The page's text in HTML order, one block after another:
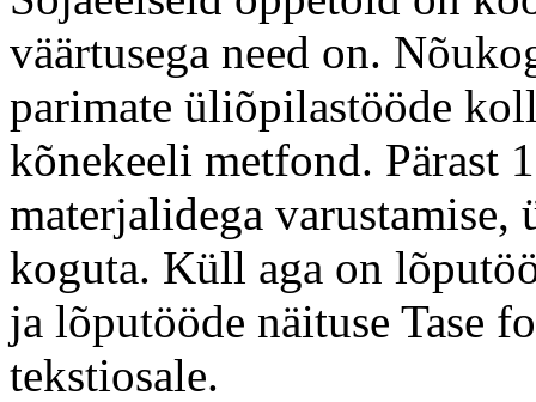
väärtusega need on.
parimate üliõpilastööde
kõnekeeli metfond. Pärast
materjalidega varustamise,
koguta. Küll aga on
ja lõputööde näituse Tase
tekstiosale.